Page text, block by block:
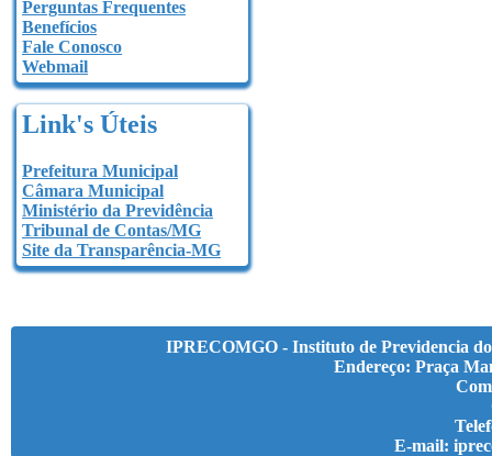
Perguntas Frequentes
Benefícios
Fale Conosco
Webmail
Link's Úteis
Prefeitura Municipal
Câmara Municipal
Ministério da Previdência
Tribunal de Contas/MG
Site da Transparência-MG
IPRECOMGO - Instituto de Previdencia
Endereço: Praça
E-mail: